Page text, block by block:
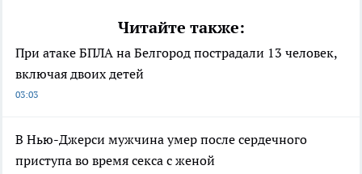
Читайте также:
При атаке БПЛА на Белгород пострадали 13 человек,
включая двоих детей
03:03
В Нью-Джерси мужчина умер после сердечного
приступа во время секса с женой